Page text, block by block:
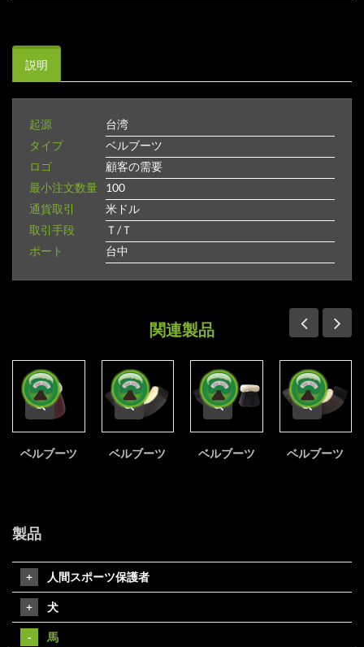
説明
起源
台湾
タイプ
ベルブーツ
ロゴ
顧客の需要
最小注文数量
100
通貨取引
米ドル
取引手段
Ｔ/Ｔ
ポート
台中
関連製品
ベルブーツ ベルブーツ ベルブーツ ベルブーツ
製品
人間スポーツ保護者
犬
馬